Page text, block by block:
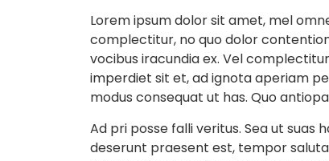
Lorem ipsum dolor sit amet, mel
complectitur, no quo dolor
vocibus iracundia ex. Vel
imperdiet sit et, ad ignota aperiam
modus consequat ut has. Quo
Ad pri posse falli veritus. Sea ut
deserunt praesent est, tempor